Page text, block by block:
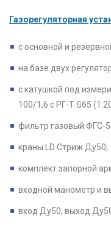
Газорегуляторная
с основной и
на базе двух
с катушкой под
100/1,6 с РГ-Т G65
фильтр газовый ФГС-
краны LD Стриж Ду50;
комплект запорной
входной манометр и
вход Ду50, выход